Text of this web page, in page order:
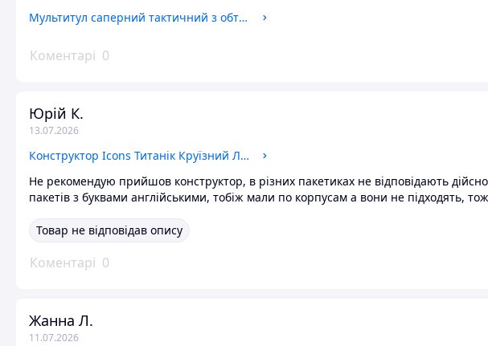
Мультитул саперний тактичний з обтиском Універсальний набір інструментів чорний
Коментарі 0
Юрій К.
13.07.2026
Конструктор Icons Титанік Круїзний Лайнер 10294 Titanic корабель величезна модель
Не рекомендую прийшов конструктор, в різних пакетиках не відповідають
пакетів з буквами англійськими, тобіж мали по корпусам а вони не підходять,
Товар не відповідав опису
Коментарі 0
Жанна Л.
11.07.2026